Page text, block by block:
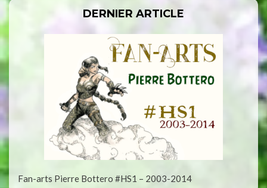
DERNIER ARTICLE
Fan-arts Pierre Bottero #HS1 – 2003-2014